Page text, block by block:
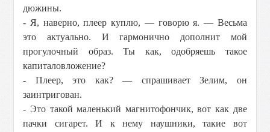
дюжины.
- Я, наверно, плеер куплю, — говорю я. — Весьма
это актуально. И гармонично дополнит мой
прогулочный образ. Ты как, одобряешь такое
капиталовложение?
- Плеер, это как? — спрашивает Зелим, он
заинтригован.
- Это такой маленький магнитофончик, вот как две
пачки сигарет. И к нему наушники, такие вот